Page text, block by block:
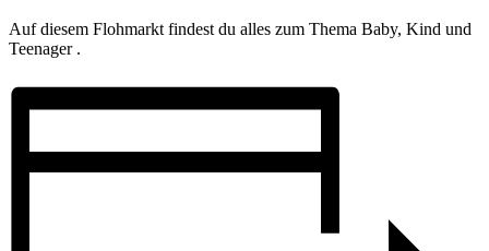
Auf diesem Flohmarkt findest du alles zum Thema Baby, Kind und
Teenager .